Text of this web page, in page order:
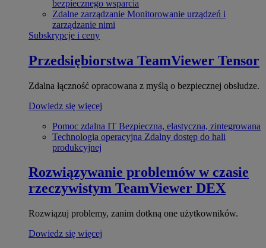
bezpiecznego wsparcia
Zdalne zarządzanie Monitorowanie urządzeń i
zarządzanie nimi
Subskrypcje i ceny
Przedsiębiorstwa TeamViewer Tensor
Zdalna łączność opracowana z myślą o bezpiecznej obsłudze.
Dowiedz się więcej
Pomoc zdalna IT Bezpieczna, elastyczna, zintegrowana
Technologia operacyjna Zdalny dostęp do hali
produkcyjnej
Rozwiązywanie problemów w czasie
rzeczywistym TeamViewer DEX
Rozwiązuj problemy, zanim dotkną one użytkowników.
Dowiedz się więcej